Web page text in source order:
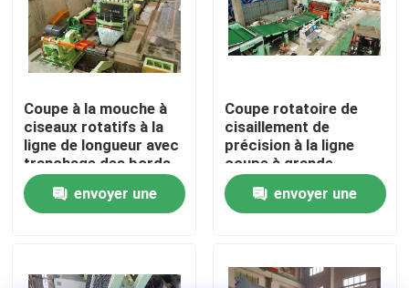
Nouvelles
Cas
Métal fendant la ligne
Précision fendant la ligne
Coupe à la mouche à
ciseaux rotatifs à la
ligne de longueur avec
tranchage des bords
en acier inoxydable 0,3
- 3 X 1650envoyer une
Coupe rotatoire de
cisaillement de
précision à la ligne
coupe à grande
vitesse de longueur de
moucheenvoyer une